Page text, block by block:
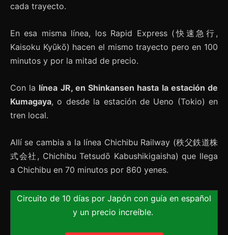
cada trayecto.
En esa misma línea, los Rapid Express (快速急行,
Kaisoku Kyūkō) hacen el mismo trayecto pero en 100
minutos y por la mitad de precio.
Con la línea JR, en Shinkansen hasta la estación de
Kumagaya, o desde la estación de Ueno (Tokio) en
tren local.
Allí se cambia a la línea Chichibu Railway (秩父鉄道株
式会社, Chichibu Tetsudō Kabushikigaisha) que llega
a Chichibu en 70 minutos por 860 yenes.
Circuito de 10 días por Japón con guía en español
y un precio increíble.